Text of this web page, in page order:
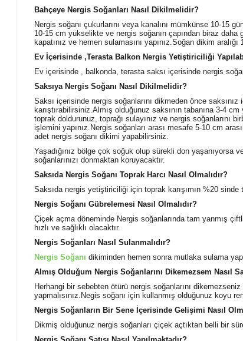
Bahçeye Nergis Soğanları Nasıl Dikilmelidir?
Nergis soğanı çukurlarını veya kanalını mümkünse 10-15
10-15 cm yükselikte ve nergis soğanın çapından biraz
kapatınız ve hemen sulamasını yapınız.Soğan dikim
Ev İçerisinde ,Terasta Balkon Nergis Yetiştiriciliği
Ev içerisinde , balkonda, terasta saksı içerisinde nergis
Saksıya Nergis Soğanı Nasıl Dikilmelidir?
Saksı içerisinde nergis soğanlarını dikmeden önce
karıştırabilirsiniz.Almış olduğunuz saksının tabanına 3-4
toprak doldurunuz, toprağı sulayınız ve nergis soğanlarını
işlemini yapınız.Nergis soğanları arası mesafe 5-10 cm
adet nergis soğanı dikimi yapabilirsiniz.
Yaşadığınız bölge çok soğuk olup sürekli don yaşanıyorsa
soğanlarınızı donmaktan koruyacaktır.
Saksıda Nergis Soğanı Toprak Harcı Nasıl Olmalıdır?
Saksıda nergis yetiştiriciliği için toprak karışımın %20
Nergis Soğanı Gübrelemesi Nasıl Olmalıdır?
Çiçek açma döneminde Nergis soğanlarında tam yanmış
hızlı ve sağlıklı olacaktır.
Nergis Soğanları Nasıl Sulanmalıdır?
Nergis Soğanı dikiminden hemen sonra mutlaka sulama
Almış Olduğum Nergis Soğanlarını Dikemezsem Nasıl
Herhangi bir sebebten ötürü nergis soğanlarını
yapmalısınız.Negis soğanı için kullanmış olduğunuz koyu
Nergis Soğanların Bir Sene İçerisinde Gelişimi Nasıl
Dikmiş olduğunuz nergis soğanları çiçek açtıktan belli bir